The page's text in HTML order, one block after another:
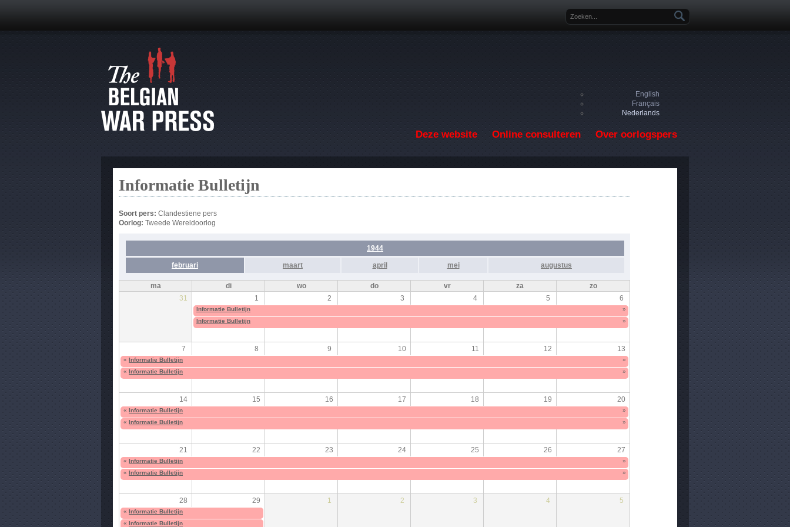
Zoekveld
English
Français
Nederlands
Deze website Online consulteren Over oorlogspers
Informatie Bulletijn
Soort pers: Clandestiene pers
Oorlog: Tweede Wereldoorlog
1944
februari maart april mei augustus
ma di wo do vr za
zo
31
1 2 3 4 5 6
Informatie Bulletijn
»
Informatie Bulletijn
»
7 8 9 10 11 12 13
« Informatie Bulletijn
»
« Informatie Bulletijn »
14 15 16 17 18 19 20
« Informatie Bulletijn
»
« Informatie Bulletijn »
21 22 23 24 25 26 27
« Informatie Bulletijn
»
« Informatie Bulletijn »
28 29 1 2 3 4 5
« Informatie Bulletijn
« Informatie Bulletijn